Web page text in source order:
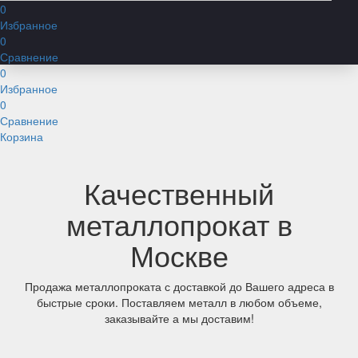
0
Избранное
0
Сравнение
0
Избранное
0
Сравнение
Корзина
Качественный
металлопрокат в
Москве
Продажа металлопроката с доставкой до Вашего адреса в
быстрые сроки. Поставляем металл в любом объеме,
заказывайте а мы доставим!